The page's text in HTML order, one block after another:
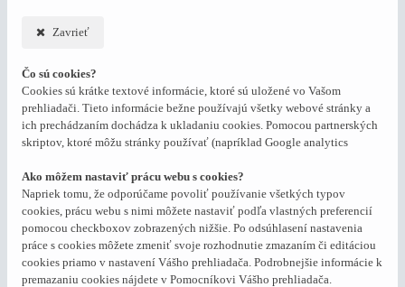
Zavrieť
Čo sú cookies?
Cookies sú krátke textové informácie, ktoré sú uložené vo Vašom
prehliadači. Tieto informácie bežne používajú všetky webové stránky a
ich prechádzaním dochádza k ukladaniu cookies. Pomocou partnerských
skriptov, ktoré môžu stránky používať (napríklad Google analytics
Ako môžem nastaviť prácu webu s cookies?
Napriek tomu, že odporúčame povoliť používanie všetkých typov
cookies, prácu webu s nimi môžete nastaviť podľa vlastných preferencií
pomocou checkboxov zobrazených nižšie. Po odsúhlasení nastavenia
práce s cookies môžete zmeniť svoje rozhodnutie zmazaním či editáciou
cookies priamo v nastavení Vášho prehliadača. Podrobnejšie informácie k
premazaniu cookies nájdete v Pomocníkovi Vášho prehliadača.